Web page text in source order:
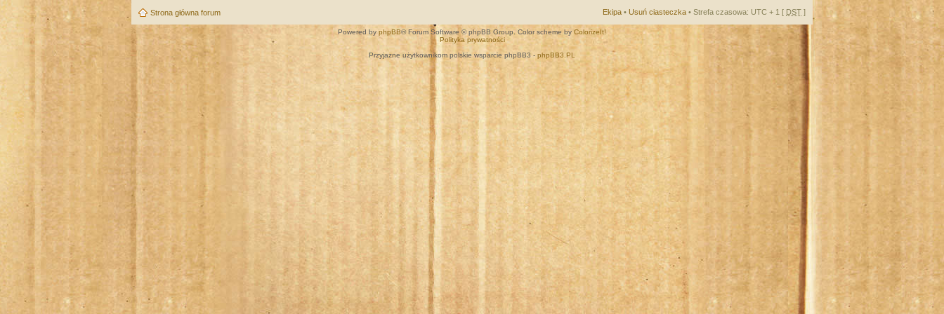
Strona główna forum Ekipa • Usuń ciasteczka • Strefa czasowa: UTC + 1 [ DST ]
Powered by phpBB® Forum Software © phpBB Group. Color scheme by ColorizeIt!
Polityka prywatności
Przyjazne użytkownikom polskie wsparcie phpBB3 - phpBB3.PL